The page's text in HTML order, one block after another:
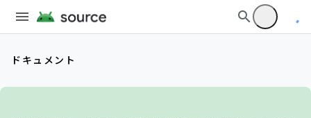
ドキュメント